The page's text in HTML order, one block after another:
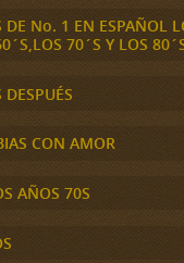
DE No. 1 EN ESPAÑOL
70´S Y LOS
CON AMOR
AÑOS 70S